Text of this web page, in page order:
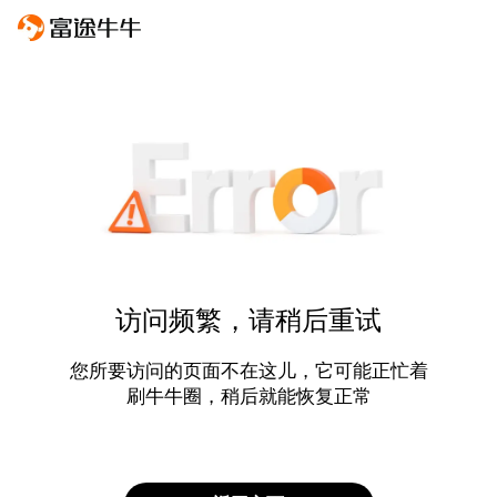
访问频繁，请稍后重试
您所要访问的页面不在这儿，它可能正忙着
刷牛牛圈，稍后就能恢复正常